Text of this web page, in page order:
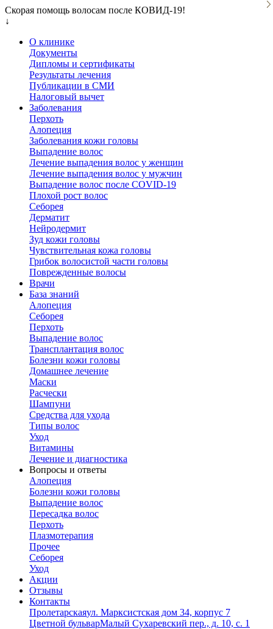
Скорая помощь волосам после КОВИД-19!
↓
О клинике
Документы
Дипломы и сертификаты
Результаты лечения
Публикации в СМИ
Налоговый вычет
Заболевания
Перхоть
Алопеция
Заболевания кожи головы
Выпадение волос
Лечение выпадения волос у женщин
Лечение выпадения волос у мужчин
Выпадение волос после COVID-19
Плохой рост волос
Cеборея
Дерматит
Нейродермит
Зуд кожи головы
Чувствительная кожа головы
Грибок волосистой части головы
Поврежденные волосы
Врачи
База знаний
Алопеция
Себорея
Перхоть
Выпадение волос
Трансплантация волос
Болезни кожи головы
Домашнее лечение
Маски
Расчески
Шампуни
Средства для ухода
Типы волос
Уход
Витамины
Лечение и диагностика
Вопросы и ответы
Алопеция
Болезни кожи головы
Выпадение волос
Пересадка волос
Перхоть
Плазмотерапия
Прочее
Себорея
Уход
Акции
Отзывы
Контакты
Пролетарскаяул. Марксистская дом 34, корпус 7
Цветной бульварМалый Сухаревский пер., д. 10, с. 1